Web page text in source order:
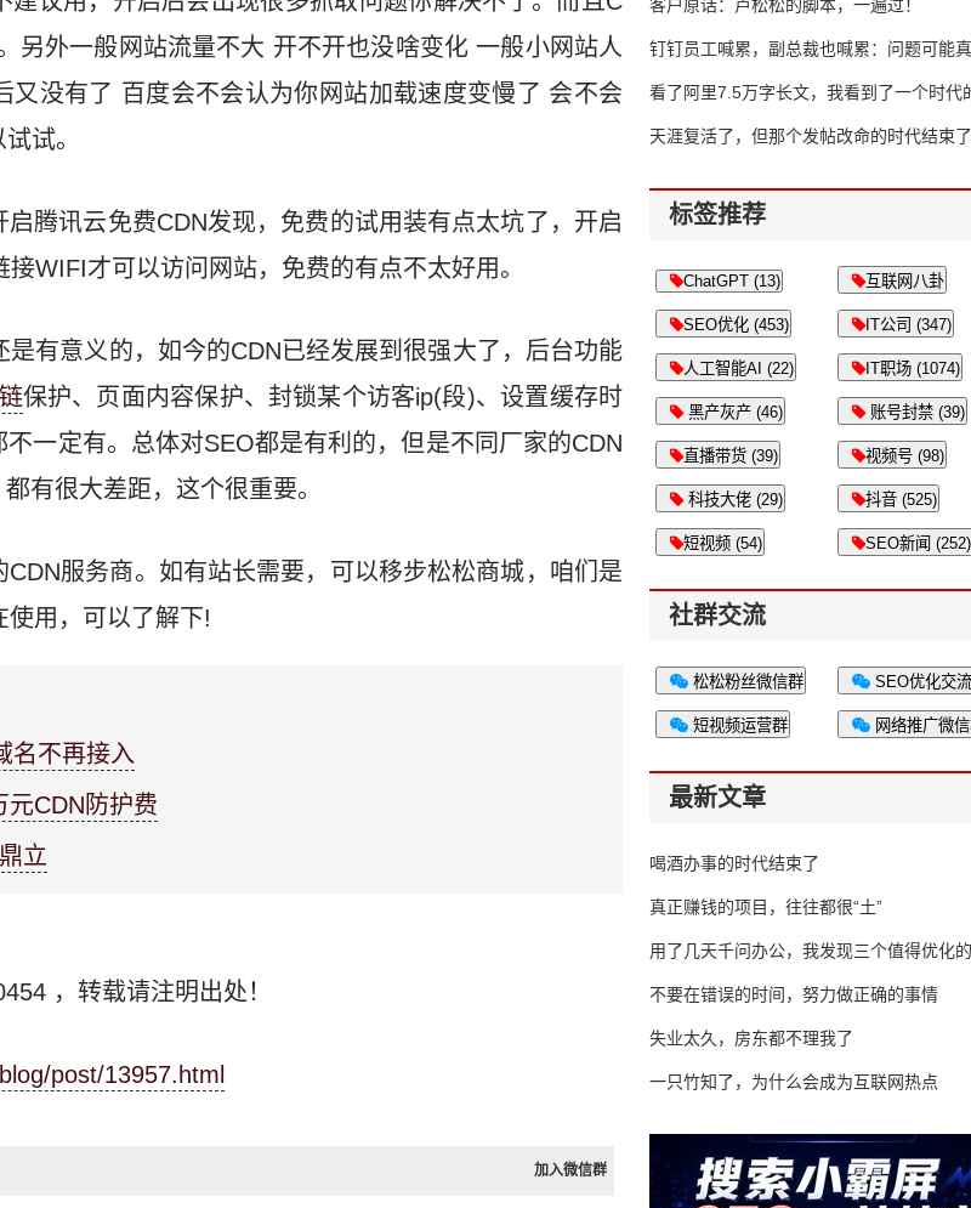
另外一般网站流量不大 开不开也没啥变化 一般小网站人
又没有了 百度会不会认为你网站加载速度变慢了 会不会
试。
腾讯云免费CDN发现，免费的试用装有点太坑了，开启
WIFI才可以访问网站，免费的有点不太好用。
有意义的，如今的CDN已经发展到很强大了，后台功能
保护、页面内容保护、封锁某个访客ip(段)、设置缓存时
不一定有。总体对SEO都是有利的，但是不同厂家的CDN
有很大差距，这个很重要。
服务商。如有站长需要，可以移步松松商城，咱们是
使用，可以了解下!
名不再接入
元CDN防护费
立
，转载请注明出处！
post/13957.html
加入微信群
客户原话：卢松松的脚本，一遍过！
钉钉员工喊累，副总裁也喊累：问题可能
了
看了阿里7.5万字长文，我看到了一个时代
天涯复活了，但那个发帖改命的时代结束了
标签推荐
ChatGPT (13) 互联网八卦
SEO优化 (453) IT公司 (347)
人工智能AI (22) IT职场 (1074)
黑产灰产 (46) 账号封禁 (39)
直播带货 (39) 视频号 (98)
科技大佬 (29) 抖音 (525)
短视频 (54) SEO新闻 (252)
社群交流
松松粉丝微信群 SEO优化交
短视频运营群 网络推广微
最新文章
喝酒办事的时代结束了
真正赚钱的项目，往往都很“土”
用了几天千问办公，我发现三个值得优化
不要在错误的时间，努力做正确的事情
失业太久，房东都不理我了
一只竹知了，为什么会成为互联网热点